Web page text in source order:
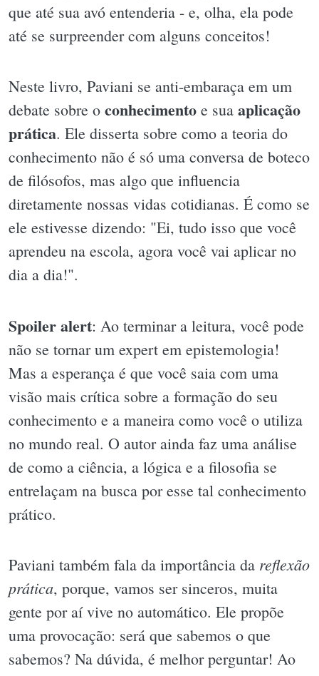
que até sua avó entenderia - e, olha, ela pode
até se surpreender com alguns conceitos!
Neste livro, Paviani se anti-embaraça em um
debate sobre o conhecimento e sua aplicação
prática. Ele disserta sobre como a teoria do
conhecimento não é só uma conversa de boteco
de filósofos, mas algo que influencia
diretamente nossas vidas cotidianas. É como se
ele estivesse dizendo: "Ei, tudo isso que você
aprendeu na escola, agora você vai aplicar no
dia a dia!".
Spoiler alert: Ao terminar a leitura, você pode
não se tornar um expert em epistemologia!
Mas a esperança é que você saia com uma
visão mais crítica sobre a formação do seu
conhecimento e a maneira como você o utiliza
no mundo real. O autor ainda faz uma análise
de como a ciência, a lógica e a filosofia se
entrelaçam na busca por esse tal conhecimento
prático.
Paviani também fala da importância da reflexão
prática, porque, vamos ser sinceros, muita
gente por aí vive no automático. Ele propõe
uma provocação: será que sabemos o que
sabemos? Na dúvida, é melhor perguntar! Ao